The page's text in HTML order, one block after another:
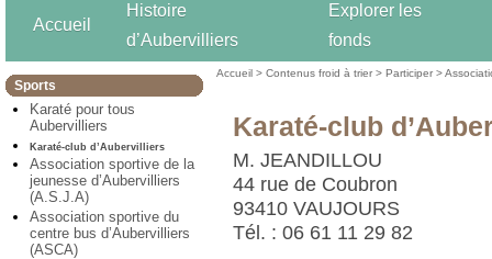
Accueil
Histoire
d’Aubervilliers
Explorer les
fonds
Sports
Karaté pour tous
Aubervilliers
Karaté-club d’Aubervilliers
Association sportive de la
jeunesse d’Aubervilliers
(A.S.J.A)
Association sportive du
centre bus d’Aubervilliers
(ASCA)
Accueil >Contenus froid à trier >Participer >
Karaté-club
M. JEANDILLOU
44 rue de Coubron
93410 VAUJOURS
Tél. : 06 61 11 29 82